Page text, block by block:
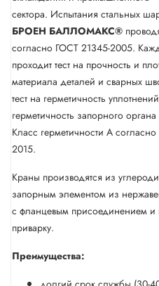
сектора. Испытания стальных
БРОЕН БАЛЛОМАКС®
согласно ГОСТ 21345-2005.
проходит тест на прочность и
материала деталей и сварных
тест на герметичность
герметичность запорного
Класс герметичности А
2015.
Краны производятся из
запорным элементом из
с фланцевым присоединением и
приварку.
Преимущества: